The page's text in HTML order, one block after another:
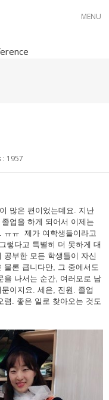
MENU
: 1957
많은 편이었는데요. 지난
업을 하게 되어서 이제는
ㅠㅠ 제가 여학생들이라고
렇다고 특별히 더 못하게 대
부한 모든 학생들이 자신
물론 큽니다만, 그 중에서도
을 나서는 순간, 여러모로 남
이지요. 세은, 진원. 졸업
렴. 좋은 일로 찾아오는 것도